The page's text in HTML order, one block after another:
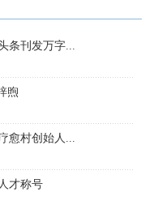
条刊发万字...
煦
愈村创始人...
才称号